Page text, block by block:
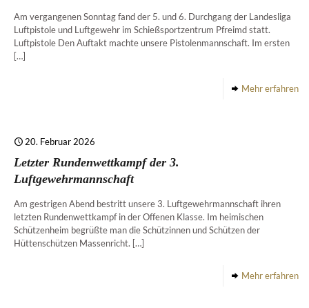
Am vergangenen Sonntag fand der 5. und 6. Durchgang der Landesliga
Luftpistole und Luftgewehr im Schießsportzentrum Pfreimd statt.
Luftpistole Den Auftakt machte unsere Pistolenmannschaft. Im ersten
[…]
Mehr erfahren
20. Februar 2026
Letzter Rundenwettkampf der 3.
Luftgewehrmannschaft
Am gestrigen Abend bestritt unsere 3. Luftgewehrmannschaft ihren
letzten Rundenwettkampf in der Offenen Klasse. Im heimischen
Schützenheim begrüßte man die Schützinnen und Schützen der
Hüttenschützen Massenricht. […]
Mehr erfahren